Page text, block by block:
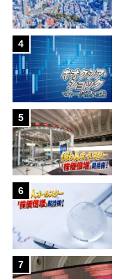
4
5
6
7